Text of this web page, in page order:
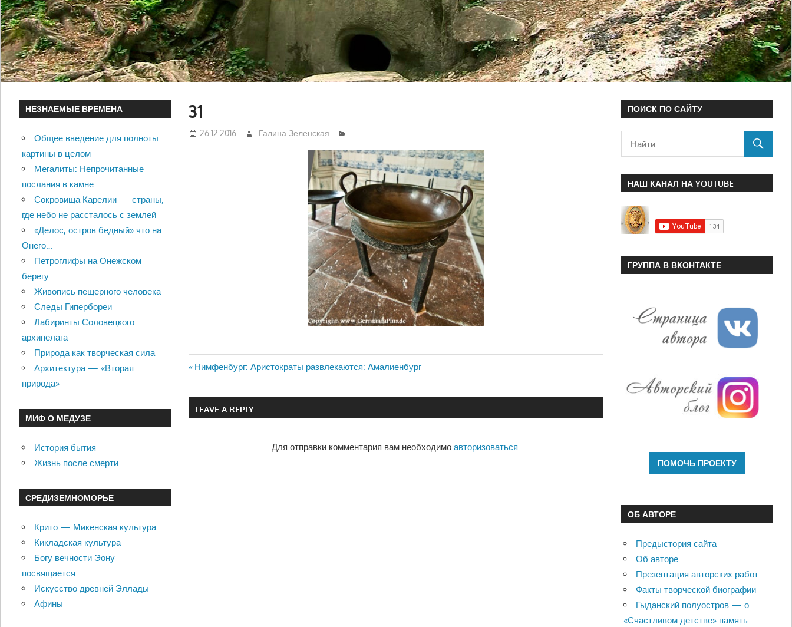
31
26.12.2016 Галина Зеленская
Навигация
по
Previous
Post:
Нимфенбург: Аристократы развлекаются: Амалиенбург
LEAVE A REPLY
Для отправки комментария вам необходимо авторизоваться.
НЕЗНАЕМЫЕ ВРЕМЕНА
Общее введение для полноты
картины в целом
Мегалиты: Непрочитанные
послания в камне
Сокровища Карелии — страны,
где небо не рассталось с землей
«Делос, остров бедный» что на
Онего…
Петроглифы на Онежском
берегу
Живопись пещерного человека
Следы Гипербореи
Лабиринты Соловецкого
архипелага
Природа как творческая сила
Архитектура — «Вторая
природа»
МИФ О МЕДУЗЕ
История бытия
Жизнь после смерти
СРЕДИЗЕМНОМОРЬЕ
Крито — Микенская культура
Кикладская культура
Богу вечности Эону
посвящается
Искусство древней Эллады
Афины
ПОИСК ПО САЙТУ
НАШ КАНАЛ НА YOUTUBE
ГРУППА В ВКОНТАКТЕ
ОБ АВТОРЕ
Предыстория сайта
Об авторе
Презентация авторских работ
Факты творческой биографии
Гыданский полуостров — о
«Счастливом детстве» память